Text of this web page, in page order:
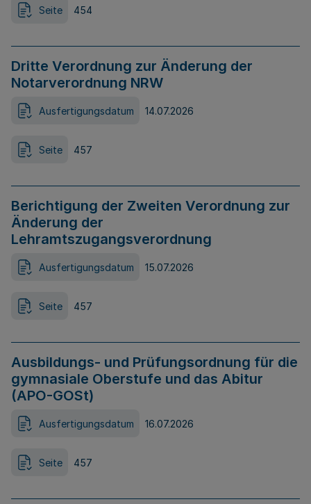
Seite 454
Dritte Verordnung zur Änderung der
Notarverordnung NRW
Ausfertigungsdatum 14.07.2026
Seite 457
Berichtigung der Zweiten Verordnung zur
Änderung der
Lehramtszugangsverordnung
Ausfertigungsdatum 15.07.2026
Seite 457
Ausbildungs- und Prüfungsordnung für die
gymnasiale Oberstufe und das Abitur
(APO-GOSt)
Ausfertigungsdatum 16.07.2026
Seite 457